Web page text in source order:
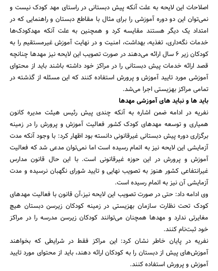
جستجو
اصلاحات این لایحه به علت آنکه پیش دبستانی در راستای مهد کودک نیست و
نمی‌توان این دو دوره آموزشی را برای مثال با مقاطع دبستان و راهنمایی که در
امتداد یک دیگر هستند مقایسه کرد و همچنین به علت آنکه مهدکودک‌ها
خدمات نگه‌داری، تغذیه، بهداشت، امنیت و در نهایت آموزش غیرمستقیم را به
کودکان زیر 6 سال ارائه می‌دهند در صورت تصویب این لایحه نیز مهدها چنانچه
قصد ارائه خدمات پیش دبستانی را در مراکز خود داشته باشند باید از محتوای
آموزشی مورد تایید آموزش و پرورش استفاده کنند که این مسئله از گذشته در
تمامی مراکز بهزیستی اجرا می‌شد.
باید ها و نباید های آموزشی مهدها
نفریه در ادامه ضمن اشاره به آنکه چندی پیش رئیس هیئت مدیره کانون
همیاری و توسعه مهدهای کودک کشور فعالیت آموزش و پرورش را در زمینه
برگزاری دوره پیش دبستانی غیرقانونی دانسته بود اظهار کرد: با وجود آنکه مدت
آزمایشی این لایحه نیز به اتمام رسیده است اما نمی‌توان مدعی شد که فعالیت
آموزش و پرورش در این حوزه غیرقانونی است. با این حال قانون مدارس
غیرانتفاعی کشور هنوز به تصویب نهایی و تایید شورای نگهبان نرسیده و مدت
آزمایشی آن نیز به اتمام رسیده است.
وی ادامه داد: حتی در صورت تصویب این لایحه نیز،آن قانون با فعالیت مهدهای
کودک تحت نظارت سازمان بهزیستی در زمینه کودکان زیرسن دبستان هیچ
مغایرتی ندارد و مهدها همچنان می‌توانند کودکان زیرسن مدرسه را در مراکز
خود ثبت‌نام کنند.
نفریه در پایان خاطر نشان کرد: این مراکز فقط در شرایطی که بخواهند
آموزش‌های پیش از دبستان را به کودکان ارائه دهند، باید از محتوای مورد تایید
آموزش و پرورش استفاده کنند.